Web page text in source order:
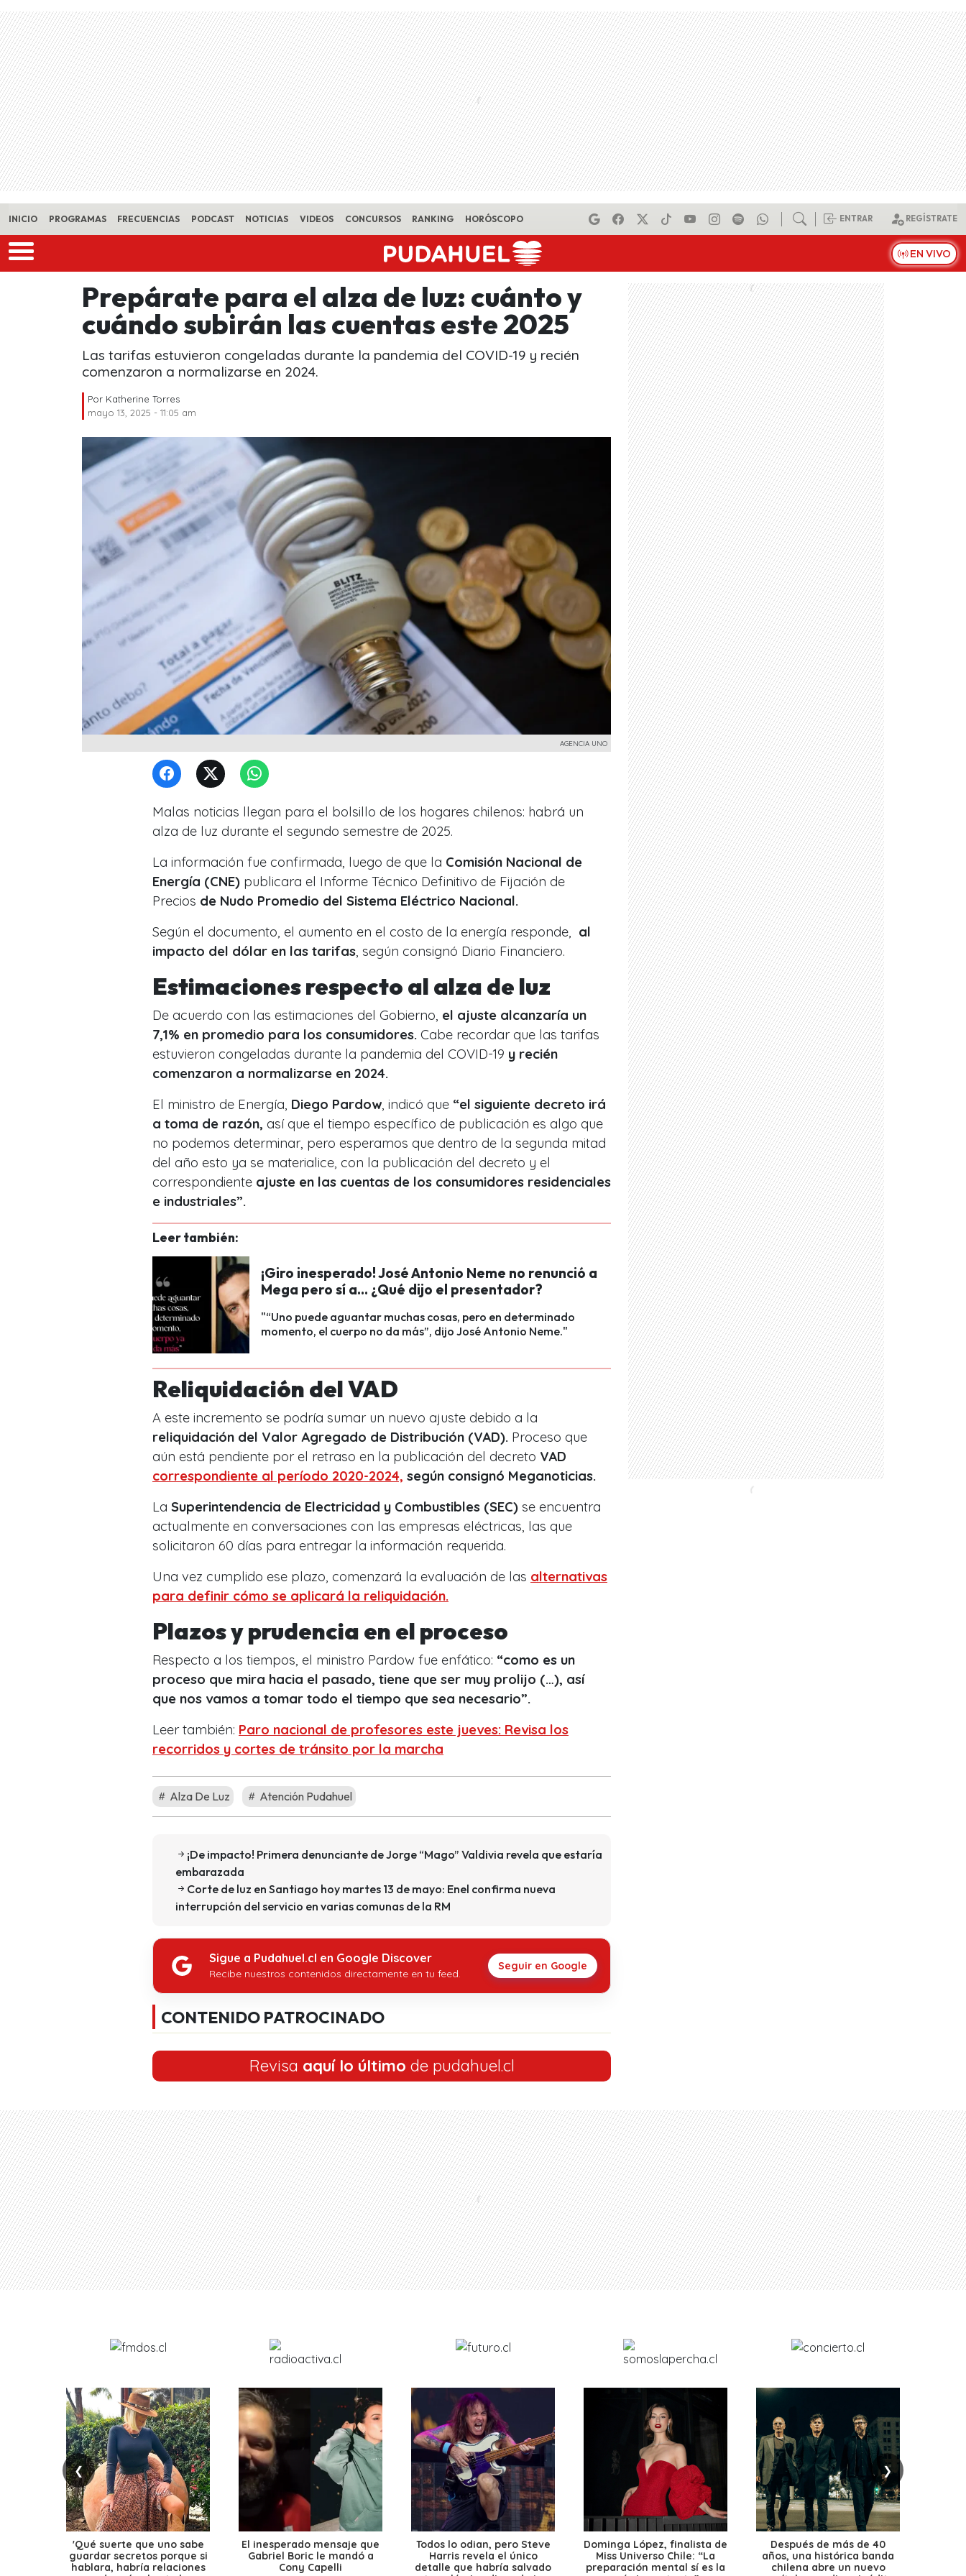
Skip to main content
INICIO PROGRAMAS FRECUENCIAS PODCAST NOTICIAS VIDEOS CONCURSOS RANKING HORÓSCOPO ENTRAR REGÍSTRATE
EN VIVO
Prepárate para el alza de luz: cuánto y
cuándo subirán las cuentas este 2025
Las tarifas estuvieron congeladas durante la pandemia del COVID-19 y recién
comenzaron a normalizarse en 2024.
Por Katherine Torres
mayo 13, 2025 - 11:05 am
AGENCIA UNO
Malas noticias llegan para el bolsillo de los hogares chilenos: habrá un
alza de luz durante el segundo semestre de 2025.
La información fue confirmada, luego de que la Comisión Nacional de
Energía (CNE) publicara el Informe Técnico Definitivo de Fijación de
Precios de Nudo Promedio del Sistema Eléctrico Nacional.
Según el documento, el aumento en el costo de la energía responde,
al
impacto del dólar en las tarifas , según consignó Diario Financiero.
Estimaciones respecto al alza de luz
De acuerdo con las estimaciones del Gobierno, el ajuste alcanzaría un
7,1% en promedio para los consumidores. Cabe recordar que las tarifas
estuvieron congeladas durante la pandemia del COVID-19 y recién
comenzaron a normalizarse en 2024.
El ministro de Energía, Diego Pardow , indicó que “el siguiente decreto irá
a toma de razón, así que el tiempo específico de publicación es algo que
no podemos determinar, pero esperamos que dentro de la segunda mitad
del año esto ya se materialice, con la publicación del decreto y el
correspondiente ajuste en las cuentas de los consumidores residenciales
e industriales”.
Leer también:
¡Giro inesperado! José Antonio Neme no renunció a
Mega pero sí a… ¿Qué dijo el presentador?
"“Uno puede aguantar muchas cosas, pero en determinado
momento, el cuerpo no da más”, dijo José Antonio Neme."
Reliquidación del VAD
A este incremento se podría sumar un nuevo ajuste debido a la
reliquidación del Valor Agregado de Distribución (VAD). Proceso que
aún está pendiente por el retraso en la publicación del decreto VAD
correspondiente al período 2020-2024, según consignó Meganoticias.
La Superintendencia de Electricidad y Combustibles (SEC) se encuentra
actualmente en conversaciones con las empresas eléctricas, las que
solicitaron 60 días para entregar la información requerida.
Una vez cumplido ese plazo, comenzará la evaluación de las alternativas
para definir cómo se aplicará la reliquidación.
Plazos y prudencia en el proceso
Respecto a los tiempos, el ministro Pardow fue enfático: “como es un
proceso que mira hacia el pasado, tiene que ser muy prolijo (…), así
que nos vamos a tomar todo el tiempo que sea necesario”.
Leer también: Paro nacional de profesores este jueves: Revisa los
recorridos y cortes de tránsito por la marcha
Alza De Luz Atención Pudahuel
¡De impacto! Primera denunciante de Jorge “Mago” Valdivia revela que estaría
embarazada
Corte de luz en Santiago hoy martes 13 de mayo: Enel confirma nueva
interrupción del servicio en varias comunas de la RM
Sigue a Pudahuel.cl en Google Discover
Recibe nuestros contenidos directamente en tu feed.
Seguir en Google
CONTENIDO PATROCINADO
Revisa aquí lo último de pudahuel.cl
❮ ❯
'Qué suerte que uno sabe
guardar secretos porque si
hablara, habría relaciones
El inesperado mensaje que
Gabriel Boric le mandó a
Cony Capelli
Todos lo odian, pero Steve
Harris revela el único
detalle que habría salvado
Dominga López, finalista de
Miss Universo Chile: “La
preparación mental sí es la
Después de más de 40
años, una histórica banda
chilena abre un nuevo